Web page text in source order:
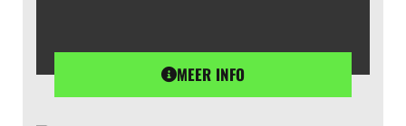
MEER INFO